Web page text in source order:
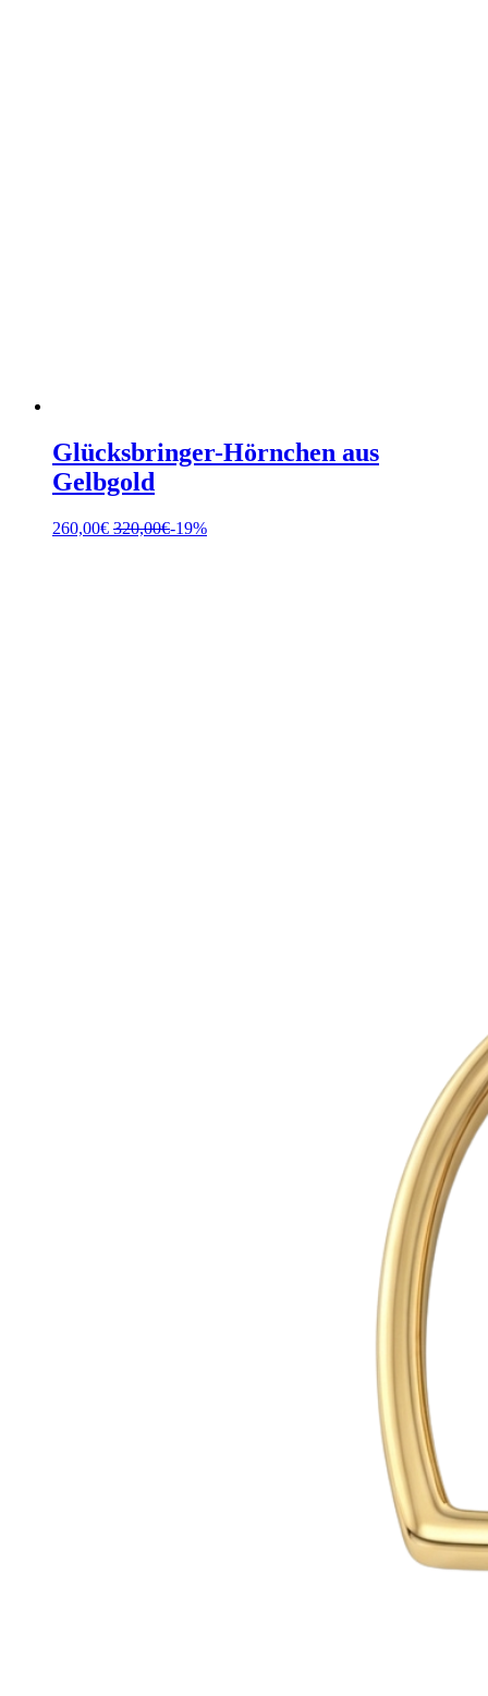
Glücksbringer-Hörnchen aus
Gelbgold
260,00€ 320,00€-19%